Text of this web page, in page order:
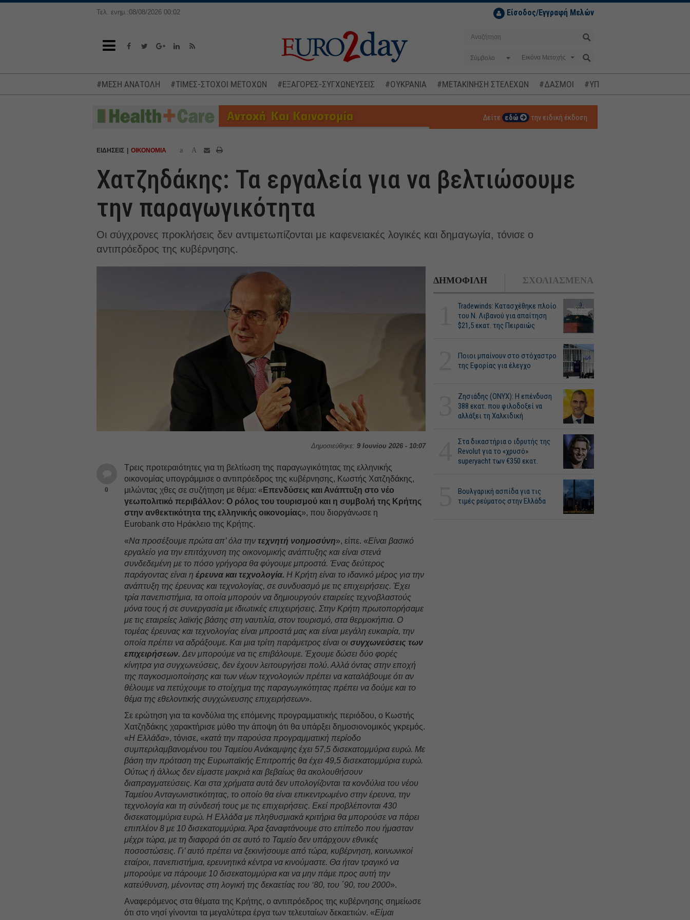
Τελ. ενημ.:08/08/2026 00:02 Είσοδος/Εγγραφή Μελών
Σύμβολο
#ΜΕΣΗ ΑΝΑΤΟΛΗ #ΤΙΜΕΣ-ΣΤΟΧΟΙ ΜΕΤΟΧΩΝ #ΕΞΑΓΟΡΕΣ-ΣΥΓΧΩΝΕΥΣΕΙΣ #ΟΥΚΡΑΝΙΑ #ΜΕΤΑΚΙΝΗΣΗ ΣΤΕΛΕΧΩΝ #ΔΑΣΜΟΙ #ΥΠΟΚΛΟΠΕΣ
Δείτε εδώ την ειδική έκδοση
ΕΙΔΗΣΕΙΣ ΟΙΚΟΝΟΜΙΑ a A
Χατζηδάκης: Τα εργαλεία για να βελτιώσουμε
την παραγωγικότητα
Οι σύγχρονες προκλήσεις δεν αντιμετωπίζονται με καφενειακές λογικές και δημαγωγία, τόνισε ο
αντιπρόεδρος της κυβέρνησης.
Δημοσιεύθηκε: 9 Ιουνίου 2026 - 10:07
0
Τρεις προτεραιότητες για τη βελτίωση της παραγωγικότητας της ελληνικής
οικονομίας υπογράμμισε ο αντιπρόεδρος της κυβέρνησης, Κωστής Χατζηδάκης,
μιλώντας χθες σε συζήτηση με θέμα: « Επενδύσεις και Ανάπτυξη στο νέο
γεωπολιτικό περιβάλλον: Ο ρόλος του τουρισμού και η συμβολή της Κρήτης
στην ανθεκτικότητα της ελληνικής οικονομίας», που διοργάνωσε η
Eurobank στο Ηράκλειο της Κρήτης.
«Να προσέξουμε πρώτα απ’ όλα τηντεχνητή νοημοσύνη», είπε. «Είναι βασικό
εργαλείο για την επιτάχυνση της οικονομικής ανάπτυξης και είναι στενά
συνδεδεμένη με το πόσο γρήγορα θα φύγουμε μπροστά. Ένας δεύτερος
παράγοντας είναι ηέρευνα και τεχνολογία. Η Κρήτη είναι το ιδανικό μέρος για την
ανάπτυξη της έρευνας και τεχνολογίας, σε συνδυασμό με τις επιχειρήσεις. Έχει
τρία πανεπιστήμια, τα οποία μπορούν να δημιουργούν εταιρείες τεχνοβλαστούς
μόνα τους ή σε συνεργασία με ιδιωτικές επιχειρήσεις. Στην Κρήτη πρωτοπορήσαμε
με τις εταιρείες λαϊκής βάσης στη ναυτιλία, στον τουρισμό, στα θερμοκήπια. Ο
τομέας έρευνας και τεχνολογίας είναι μπροστά μας και είναι μεγάλη ευκαιρία, την
οποία πρέπει να αδράξουμε. Και μια τρίτη παράμετρος είναι οισυγχωνεύσεις των
επιχειρήσεων. Δεν μπορούμε να τις επιβάλουμε. Έχουμε δώσει δύο φορές
κίνητρα για συγχωνεύσεις, δεν έχουν λειτουργήσει πολύ. Αλλά όντας στην εποχή
της παγκοσμιοποίησης και των νέων τεχνολογιών πρέπει να καταλάβουμε ότι αν
θέλουμε να πετύχουμε το στοίχημα της παραγωγικότητας πρέπει να δούμε και το
θέμα της εθελοντικής συγχώνευσης επιχειρήσεων».
Σε ερώτηση για τα κονδύλια της επόμενης προγραμματικής περιόδου, ο Κωστής
Χατζηδάκης χαρακτήρισε μύθο την άποψη ότι θα υπάρξει δημοσιονομικός γκρεμός.
«Η Ελλάδα», τόνισε, «κατά την παρούσα προγραμματική περίοδο
συμπεριλαμβανομένου του Ταμείου Ανάκαμψης έχει 57,5 δισεκατομμύρια ευρώ. Με
βάση την πρόταση της Ευρωπαϊκής Επιτροπής θα έχει 49,5 δισεκατομμύρια ευρώ.
Ούτως ή άλλως δεν είμαστε μακριά και βεβαίως θα ακολουθήσουν
διαπραγματεύσεις. Και στα χρήματα αυτά δεν υπολογίζονται τα κονδύλια του νέου
Ταμείου Ανταγωνιστικότητας, το οποίο θα είναι επικεντρωμένο στην έρευνα, την
τεχνολογία και τη σύνδεσή τους με τις επιχειρήσεις. Εκεί προβλέπονται 430
δισεκατομμύρια ευρώ. Η Ελλάδα με πληθυσμιακά κριτήρια θα μπορούσε να πάρει
επιπλέον 8 με 10 δισεκατομμύρια. Άρα ξαναφτάνουμε στο επίπεδο που ήμασταν
μέχρι τώρα, με τη διαφορά ότι σε αυτό το Ταμείο δεν υπάρχουν εθνικές
ποσοστώσεις. Γι’ αυτό πρέπει να ξεκινήσουμε από τώρα, κυβέρνηση, κοινωνικοί
εταίροι, πανεπιστήμια, ερευνητικά κέντρα να κινούμαστε. Θα ήταν τραγικό να
μπορούμε να πάρουμε 10 δισεκατομμύρια και να μην πάμε προς αυτή την
κατεύθυνση, μένοντας στη λογική της δεκαετίας του ‘80, του ΄90, του 2000».
Αναφερόμενος στα θέματα της Κρήτης, ο αντιπρόεδρος της κυβέρνησης σημείωσε
ότι στο νησί γίνονται τα μεγαλύτερα έργα των τελευταίων δεκαετιών. «Είμαι
ΔΗΜΟΦΙΛΗ ΣΧΟΛΙΑΣΜΕΝΑ
Tradewinds: Κατασχέθηκε πλοίο
του Ν. Λιβανού για απαίτηση
$21,5 εκατ. της Πειραιώς
Ποιοι μπαίνουν στο στόχαστρο
της Εφορίας για έλεγχο
Ζησιάδης (ONYX): Η επένδυση
388 εκατ. που φιλοδοξεί να
αλλάξει τη Χαλκιδική
Στα δικαστήρια ο ιδρυτής της
Revolut για το «χρυσό»
superyacht των €350 εκατ.
Βουλγαρική ασπίδα για τις
τιμές ρεύματος στην Ελλάδα